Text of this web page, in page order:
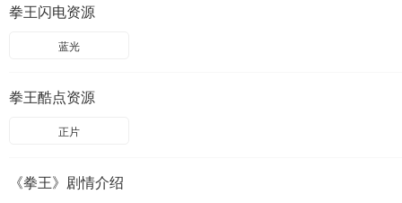
拳王闪电资源
蓝光
拳王酷点资源
正片
《拳王》剧情介绍